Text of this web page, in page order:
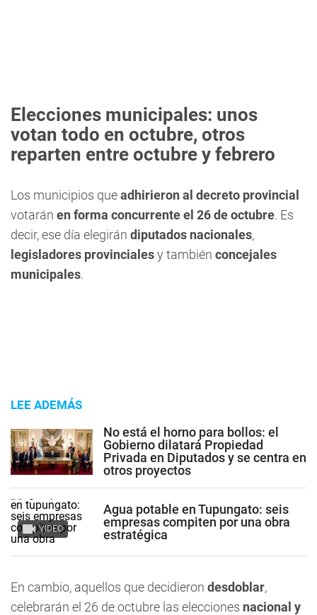
Elecciones municipales: unos
votan todo en octubre, otros
reparten entre octubre y febrero
Los municipios queadhirieron al decreto provincial
votarán en forma concurrente el 26 de octubre. Es
decir, ese día elegirán diputados nacionales,
legisladores provincialesy también concejales
municipales.
LEE ADEMÁS
No está el horno para bollos: el
Gobierno dilatará Propiedad
Privada en Diputados y se centra en
otros proyectos
VIDEO
Agua potable en Tupungato: seis
empresas compiten por una obra
estratégica
En cambio, aquellos que decidieron desdoblar,
celebrarán el 26 de octubre las elecciones nacional y